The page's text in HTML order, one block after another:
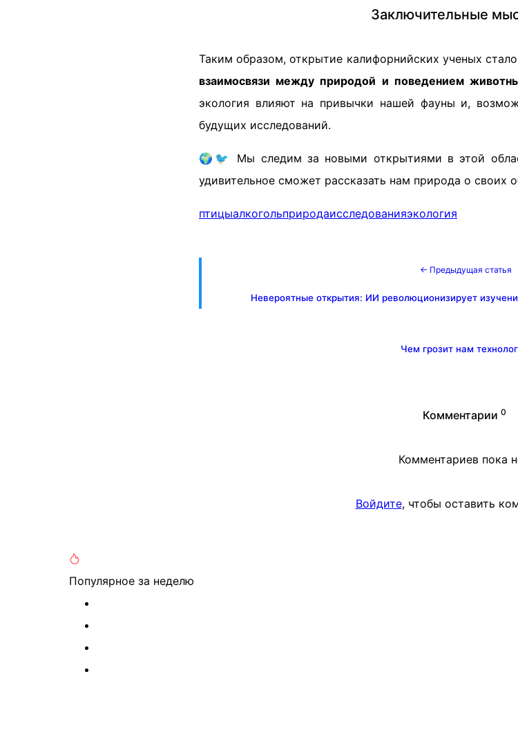
Заключительные
Таким образом, открытие калифорнийских ученых
взаимосвязи между природой и поведением
экология влияют на привычки нашей фауны и,
будущих исследований.
🌍🐦 Мы следим за новыми открытиями в этой
удивительное сможет рассказать нам природа о своих
птицыалкогольприродаисследованияэкология
← Предыдущая статья
Невероятные открытия: ИИ революционизирует
Чем грозит нам
Комментарии 0
Комментариев пока
Войдите, чтобы оставить
Популярное за неделю